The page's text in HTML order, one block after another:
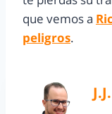
que vemos a
peligros.